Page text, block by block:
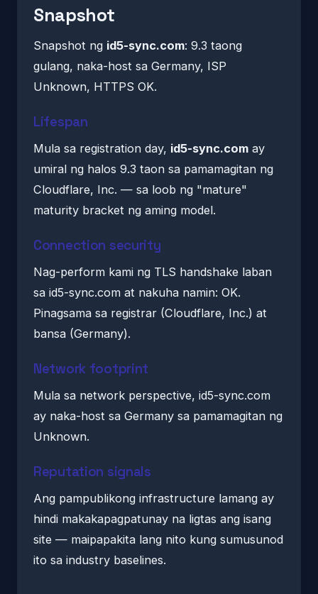
Snapshot
Snapshot ng id5-sync.com: 9.3 taong
gulang, naka-host sa Germany, ISP
Unknown, HTTPS OK.
Lifespan
Mula sa registration day, id5-sync.com ay
umiral ng halos 9.3 taon sa pamamagitan ng
Cloudflare, Inc. — sa loob ng "mature"
maturity bracket ng aming model.
Connection security
Nag-perform kami ng TLS handshake laban
sa id5-sync.com at nakuha namin: OK.
Pinagsama sa registrar (Cloudflare, Inc.) at
bansa (Germany).
Network footprint
Mula sa network perspective, id5-sync.com
ay naka-host sa Germany sa pamamagitan ng
Unknown.
Reputation signals
Ang pampublikong infrastructure lamang ay
hindi makakapagpatunay na ligtas ang isang
site — maipapakita lang nito kung sumusunod
ito sa industry baselines.